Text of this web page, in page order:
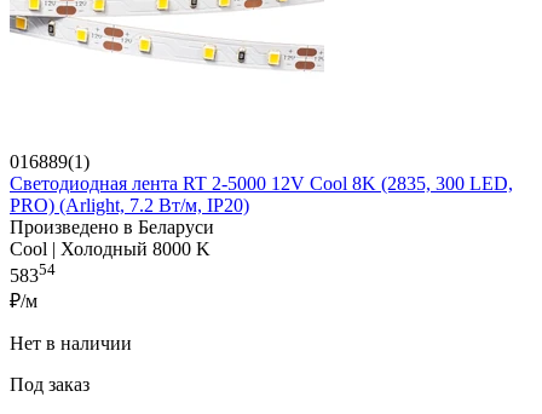
016889(1)
Светодиодная лента RT 2-5000 12V Cool 8K (2835, 300 LED,
PRO) (Arlight, 7.2 Вт/м, IP20)
Произведено в Беларуси
Cool | Холодный 8000 K
58354
₽/м
Нет в наличии
Под заказ